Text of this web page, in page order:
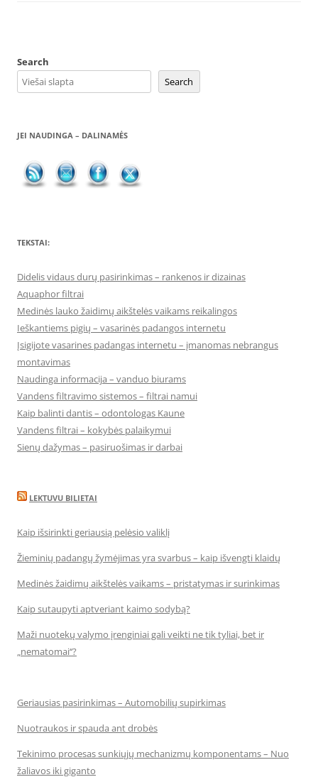
Search
Search
JEI NAUDINGA – DALINAMĖS
TEKSTAI:
Didelis vidaus durų pasirinkimas – rankenos ir dizainas
Aquaphor filtrai
Medinės lauko žaidimų aikštelės vaikams reikalingos
Ieškantiems pigių – vasarinės padangos internetu
Įsigijote vasarines padangas internetu – įmanomas nebrangus
montavimas
Naudinga informacija – vanduo biurams
Vandens filtravimo sistemos – filtrai namui
Kaip balinti dantis – odontologas Kaune
Vandens filtrai – kokybės palaikymui
Sienų dažymas – pasiruošimas ir darbai
LEKTUVU BILIETAI
Kaip išsirinkti geriausią pelėsio valiklį
Žieminių padangų žymėjimas yra svarbus – kaip išvengti klaidų
Medinės žaidimų aikštelės vaikams – pristatymas ir surinkimas
Kaip sutaupyti aptveriant kaimo sodybą?
Maži nuotekų valymo įrenginiai gali veikti ne tik tyliai, bet ir
„nematomai‘‘?
Geriausias pasirinkimas – Automobilių supirkimas
Nuotraukos ir spauda ant drobės
Tekinimo procesas sunkiųjų mechanizmų komponentams – Nuo
žaliavos iki giganto